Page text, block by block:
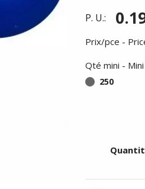
P. U.:
Prix/pce -
Qté mini -
250